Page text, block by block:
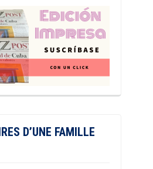
D’UNE FAMILLE